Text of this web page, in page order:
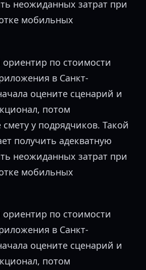
неожиданных затрат при
мобильных
по стоимости
в Санкт-
оцените сценарий и
потом
у подрядчиков. Такой
получить адекватную
неожиданных затрат при
мобильных
по стоимости
в Санкт-
оцените сценарий и
потом